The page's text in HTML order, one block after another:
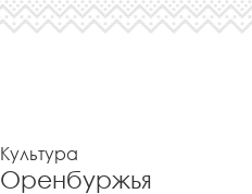
Культура
Оренбуржья